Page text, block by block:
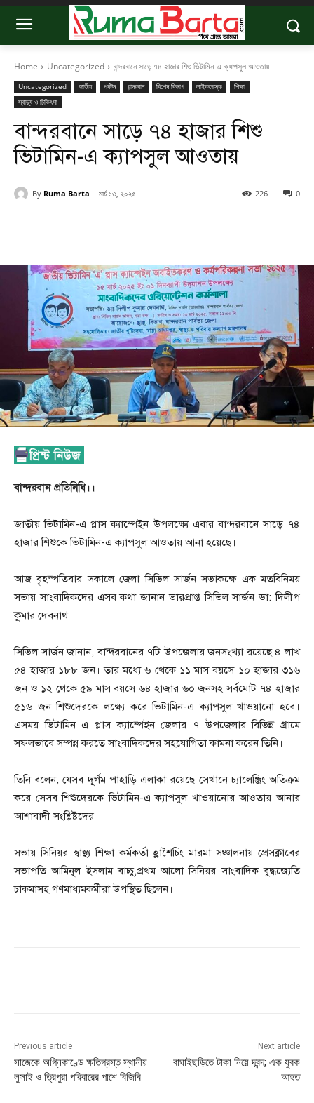
Home Uncategorized বান্দরবানে সাড়ে ৭৪ হাজার শিশু ভিটামিন-এ ক্যাপসুল আওতায়
Uncategorized জাতীয় পর্যটন বান্দরবান বিশেষ বিভাগ লাইফডেস্ক
শিক্ষা
স্বাস্থ্য ও চিকিৎসা
বান্দরবানে সাড়ে ৭৪ হাজার শিশু
ভিটামিন-এ ক্যাপসুল আওতায়
By Ruma Barta মার্চ ১৩, ২০২৫ 0
226
বান্দরবান প্রতিনিধি।।
জাতীয় ভিটামিন-এ প্লাস ক্যাম্পেইন উপলক্ষ্যে এবার বান্দরবানে সাড়ে ৭৪
হাজার শিশুকে ভিটামিন-এ ক্যাপসুল আওতায় আনা হয়েছে।
আজ বৃহস্পতিবার সকালে জেলা সিভিল সার্জন সভাকক্ষে এক মতবিনিময়
সভায় সাংবাদিকদের এসব কথা জানান ভারপ্রাপ্ত সিভিল সার্জন ডা: দিলীপ
কুমার দেবনাথ।
সিভিল সার্জন জানান, বান্দরবানের ৭টি উপজেলায় জনসংখ্যা রয়েছে ৪ লাখ
৫৪ হাজার ১৮৮ জন। তার মধ্যে ৬ থেকে ১১ মাস বয়সে ১০ হাজার ৩১৬
জন ও ১২ থেকে ৫৯ মাস বয়সে ৬৪ হাজার ৬০ জনসহ সর্বমোট ৭৪ হাজার
৫১৬ জন শিশুদেরকে লক্ষ্যে করে ভিটামিন-এ ক্যাপসুল খাওয়ানো হবে।
এসময় ভিটামিন এ প্লাস ক্যাম্পেইন জেলার ৭ উপজেলার বিভিন্ন গ্রামে
সফলভাবে সম্পন্ন করতে সাংবাদিকদের সহযোগিতা কামনা করেন তিনি।
তিনি বলেন, যেসব দূর্গম পাহাড়ি এলাকা রয়েছে সেখানে চ্যালেঞ্জিং অতিক্রম
করে সেসব শিশুদেরকে ভিটামিন-এ ক্যাপসুল খাওয়ানোর আওতায় আনার
আশাবাদী সংশ্লিষ্টদের।
সভায় সিনিয়র স্বাস্থ্য শিক্ষা কর্মকর্তা হ্লাশৈচিং মারমা সঞ্চালনায় প্রেসক্লাবের
সভাপতি আমিনুল ইসলাম বাচ্চু,প্রথম আলো সিনিয়র সাংবাদিক বুদ্ধজ্যেতি
চাকমাসহ গণমাধ্যমকর্মীরা উপস্থিত ছিলেন।
Previous article
সাজেকে অগ্নিকাণ্ডে ক্ষতিগ্রস্ত স্থানীয়
লুসাই ও ত্রিপুরা পরিবারের পাশে বিজিবি
Next article
বাঘাইছড়িতে টাকা নিয়ে দ্বন্দ; এক যুবক
আহত